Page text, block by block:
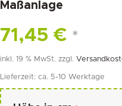
Maßanlage
71,45 € *
inkl. 19 % MwSt. zzgl.
Lieferzeit: ca. 5-10 Werktage